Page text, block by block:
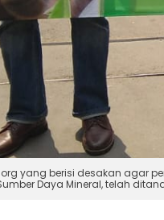
yang berisi desakan agar
Daya Mineral, telah